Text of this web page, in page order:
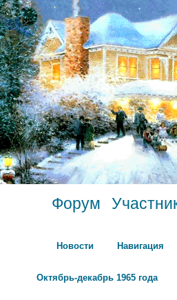
Форум
Новости Навигация
Октябрь-декабрь 1965 года